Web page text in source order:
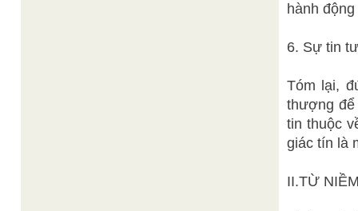
hành
6. Sự tin
Tóm lại,
thượng để
tin thuộc
giác tín là
II.TỪ